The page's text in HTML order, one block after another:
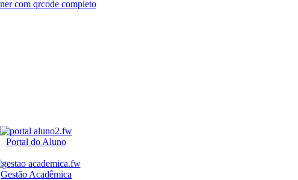
Portal do Aluno
Gestão Acadêmica